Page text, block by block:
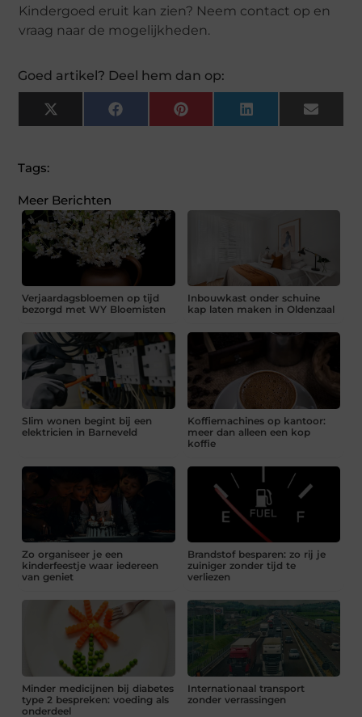
Kindergoed eruit kan zien? Neem contact op en
vraag naar de mogelijkheden.
Goed artikel? Deel hem dan op:
X
(Twitter)
Facebook Pinterest LinkedIn Email
Tags:
Meer Berichten
Verjaardagsbloemen op tijd
bezorgd met WY Bloemisten
Inbouwkast onder schuine
kap laten maken in Oldenzaal
Slim wonen begint bij een
elektricien in Barneveld
Koffiemachines op kantoor:
meer dan alleen een kop
koffie
Zo organiseer je een
kinderfeestje waar iedereen
van geniet
Brandstof besparen: zo rij je
zuiniger zonder tijd te
verliezen
Minder medicijnen bij diabetes
type 2 bespreken: voeding als
onderdeel
Internationaal transport
zonder verrassingen